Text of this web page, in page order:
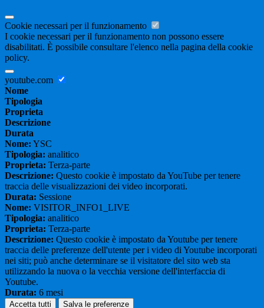
Cookie necessari per il funzionamento
I cookie necessari per il funzionamento non possono essere
disabilitati. È possibile consultare l'elenco nella pagina della cookie
policy.
youtube.com
Nome
Tipologia
Proprieta
Descrizione
Durata
Nome: YSC
Tipologia: analitico
Proprieta: Terza-parte
Descrizione: Questo cookie è impostato da YouTube per tenere
traccia delle visualizzazioni dei video incorporati.
Durata: Sessione
Nome: VISITOR_INFO1_LIVE
Tipologia: analitico
Proprieta: Terza-parte
Descrizione: Questo cookie è impostato da Youtube per tenere
traccia delle preferenze dell'utente per i video di Youtube incorporati
nei siti; può anche determinare se il visitatore del sito web sta
utilizzando la nuova o la vecchia versione dell'interfaccia di
Youtube.
Durata: 6 mesi
Accetta tutti Salva le preferenze